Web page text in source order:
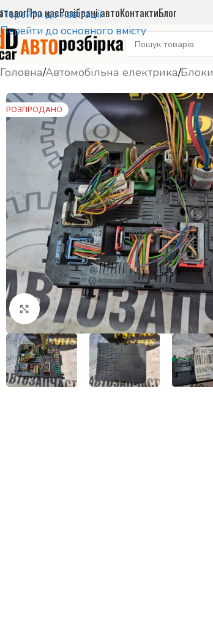
Перейти до навігації
Перейти до основного вмісту
Про насРозібрані автоКонтактиБлог
Головна/Автомобільна електрика/
РОЗПРОДАНО
Натисніть, щоб збільшити